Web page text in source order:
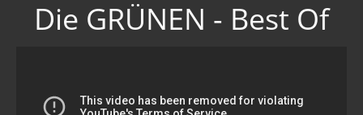
Die GRÜNEN - Best Of